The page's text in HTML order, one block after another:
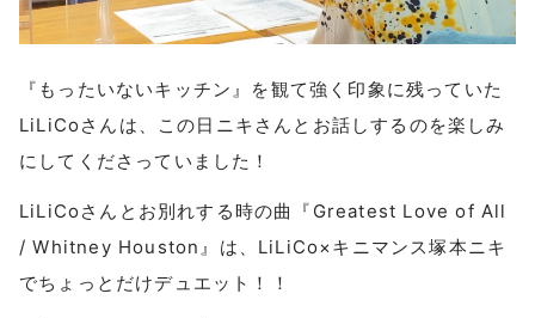
『もったいないキッチン』を観て強く印象に残っていた
LiLiCoさんは、この日ニキさんとお話しするのを楽しみ
にしてくださっていました！
LiLiCoさんとお別れする時の曲『Greatest Love of All
/ Whitney Houston』は、LiLiCo×キニマンス塚本ニキ
でちょっとだけデュエット！！